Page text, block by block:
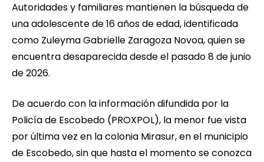
Autoridades y familiares mantienen la búsqueda de
una adolescente de 16 años de edad, identificada
como Zuleyma Gabrielle Zaragoza Novoa, quien se
encuentra desaparecida desde el pasado 8 de junio
de 2026.
De acuerdo con la información difundida por la
Policía de Escobedo (PROXPOL), la menor fue vista
por última vez en la colonia Mirasur, en el municipio
de Escobedo, sin que hasta el momento se conozca